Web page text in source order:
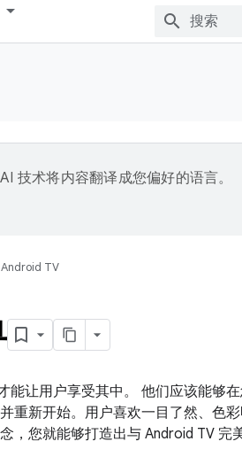
技术将内容翻译成您偏好的语言。
Android TV
能让用户享受其中。 他们应该能够
重新开始。用户喜欢一目了然、色
，您就能够打造出与 Android TV 完